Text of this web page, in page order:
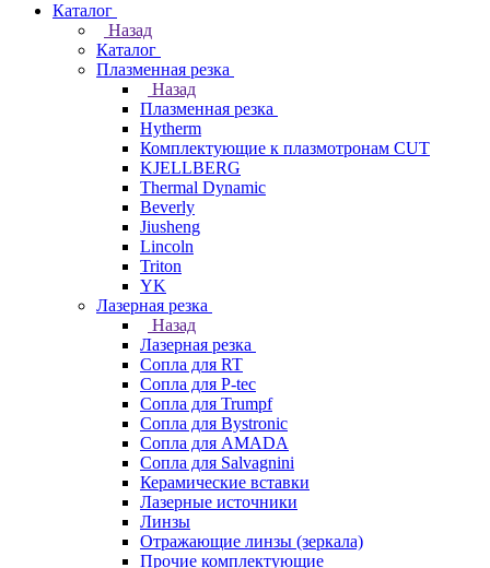
Каталог
Назад
Каталог
Плазменная резка
Назад
Плазменная резка
Hytherm
Комплектующие к плазмотронам CUT
KJELLBERG
Thermal Dynamic
Beverly
Jiusheng
Lincoln
Triton
YK
Лазерная резка
Назад
Лазерная резка
Сопла для RT
Сопла для P-tec
Сопла для Trumpf
Сопла для Bystronic
Сопла для AMADA
Сопла для Salvagnini
Керамические вставки
Лазерные источники
Линзы
Отражающие линзы (зеркала)
Прочие комплектующие